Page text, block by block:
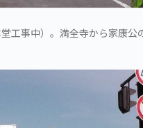
工事中）。満全寺から家康公